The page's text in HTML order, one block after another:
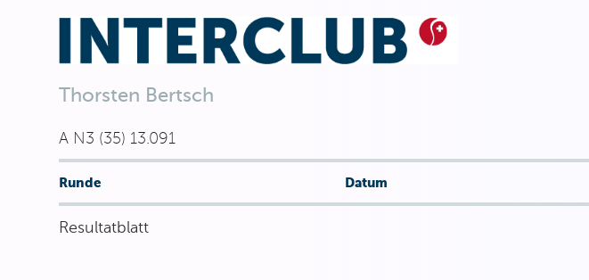
Thorsten Bertsch
A N3 (35) 13.091
Runde Datum
Resultatblatt